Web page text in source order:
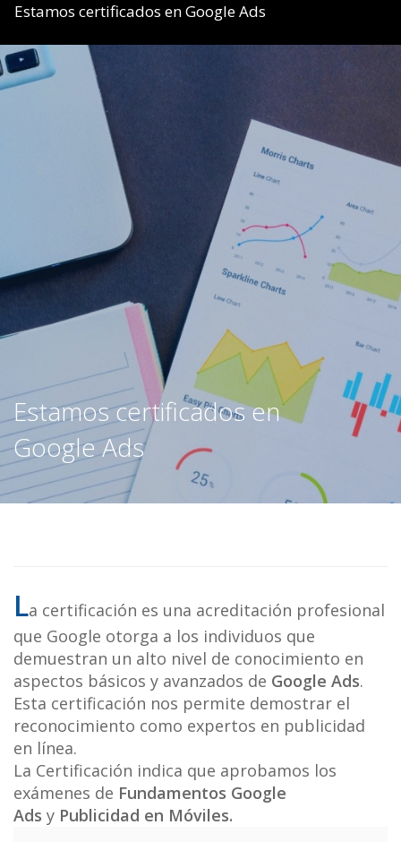
Estamos certificados en Google Ads
Estamos certificados en
Google Ads
La certificación es una acreditación profesional
que Google otorga a los individuos que
demuestran un alto nivel de conocimiento en
aspectos básicos y avanzados de Google Ads.
Esta certificación nos permite demostrar el
reconocimiento como expertos en publicidad
en línea.
La Certificación indica que aprobamos los
exámenes de Fundamentos Google
Ads y Publicidad en Móviles.